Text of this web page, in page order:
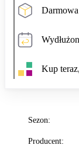
Sezon:
Producent:
Kup teraz,